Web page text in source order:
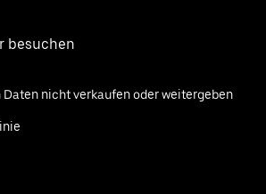
besuchen
nicht verkaufen oder weitergeben